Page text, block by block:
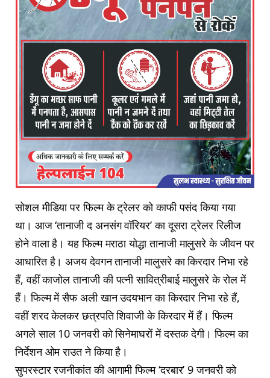
सोशल मीडिया पर फिल्म के ट्रेलर को काफी पसंद किया गया
था। आज ‘तानाजी द अनसंग वॉरियर’ का दूसरा ट्रेलर रिलीज
होने वाला है। यह फिल्म मराठा योद्धा तानाजी मालुसरे के जीवन पर
आधारित है। अजय देवगन तानाजी मालुसरे का किरदार निभा रहे
हैं, वहीं काजोल तानाजी की पत्नी सावित्रीबाई मालुसरे के रोल में
हैं। फिल्म में सैफ अली खान उदयभान का किरदार निभा रहे हैं,
वहीं शरद केलकर छत्रपति शिवाजी के किरदार में हैं। फिल्म
अगले साल 10 जनवरी को सिनेमाघरों में दस्तक देगी। फिल्म का
निर्देशन ओम राउत ने किया है।
सुपरस्टार रजनीकांत की आगामी फिल्म ‘दरबार’ 9 जनवरी को